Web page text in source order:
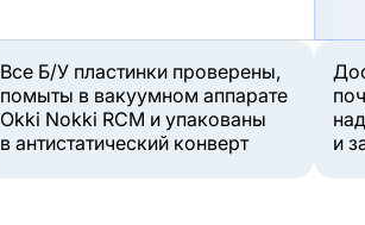
Все Б/У пластинки проверены,
помыты в вакуумном аппарате
Okki Nokki RCM и упакованы
в антистатический конверт
и